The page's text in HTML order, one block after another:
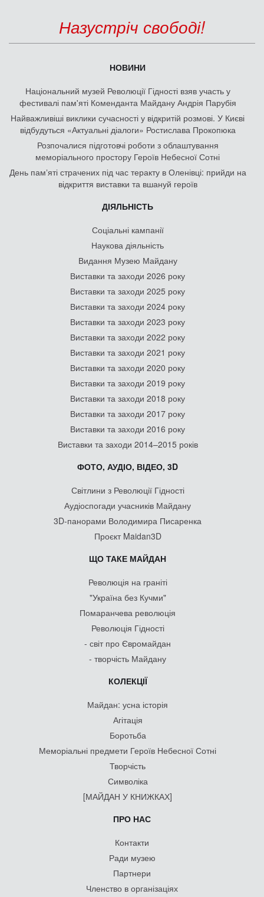
Назустріч свободі!
НОВИНИ
Національний музей Революції Гідності взяв участь у
фестивалі пам'яті Коменданта Майдану Андрія Парубія
Найважливіші виклики сучасності у відкритій розмові. У Києві
відбудуться «Актуальні діалоги» Ростислава Прокопюка
Розпочалися підготовчі роботи з облаштування
меморіального простору Героїв Небесної Сотні
День памʼяті страчених під час теракту в Оленівці: прийди на
відкриття виставки та вшануй героїв
ДІЯЛЬНІСТЬ
Соціальні кампанії
Наукова діяльність
Видання Музею Майдану
Виставки та заходи 2026 року
Виставки та заходи 2025 року
Виставки та заходи 2024 року
Виставки та заходи 2023 року
Виставки та заходи 2022 року
Виставки та заходи 2021 року
Виставки та заходи 2020 року
Виставки та заходи 2019 року
Виставки та заходи 2018 року
Виставки та заходи 2017 року
Виставки та заходи 2016 року
Виставки та заходи 2014–2015 років
ФОТО, АУДІО, ВІДЕО, 3D
Світлини з Революції Гідності
Аудіоспогади учасників Майдану
3D-панорами Володимира Писаренка
Проєкт Maidan3D
ЩО ТАКЕ МАЙДАН
Революція на граніті
"Україна без Кучми"
Помаранчева революція
Революція Гідності
- світ про Євромайдан
- творчість Майдану
КОЛЕКЦІЇ
Майдан: усна історія
Агітація
Боротьба
Меморіальні предмети Героїв Небесної Сотні
Творчість
Символіка
[МАЙДАН У КНИЖКАХ]
ПРО НАС
Контакти
Ради музею
Партнери
Членство в організаціях